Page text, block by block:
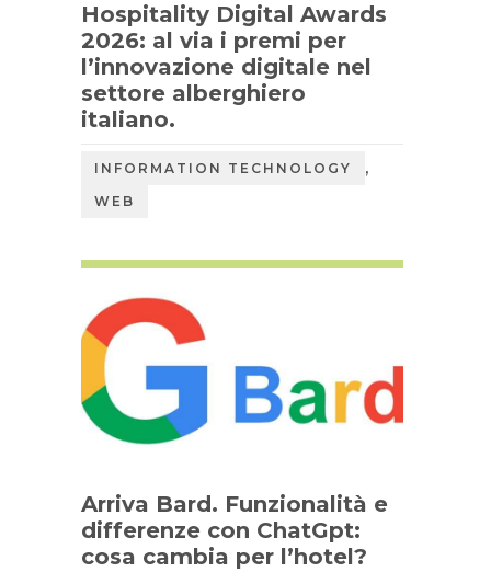
Hospitality Digital Awards
2026: al via i premi per
l’innovazione digitale nel
settore alberghiero
italiano.
INFORMATION TECHNOLOGY ,
WEB
Arriva Bard. Funzionalità e
differenze con ChatGpt:
cosa cambia per l’hotel?